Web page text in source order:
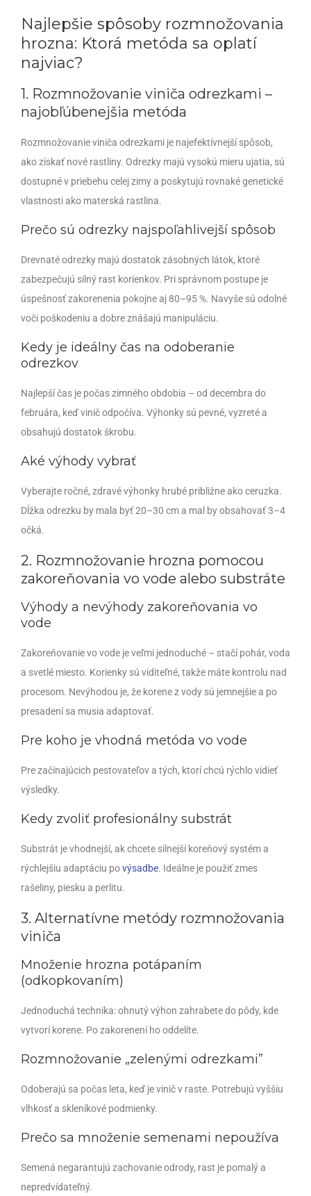
Najlepšie spôsoby rozmnožovania
hrozna: Ktorá metóda sa oplatí
najviac?
1. Rozmnožovanie viniča odrezkami –
najobľúbenejšia metóda
Rozmnožovanie viniča odrezkami je najefektívnejší spôsob,
ako získať nové rastliny. Odrezky majú vysokú mieru ujatia, sú
dostupné v priebehu celej zimy a poskytujú rovnaké genetické
vlastnosti ako materská rastlina.
Prečo sú odrezky najspoľahlivejší spôsob
Drevnaté odrezky majú dostatok zásobných látok, ktoré
zabezpečujú silný rast korienkov. Pri správnom postupe je
úspešnosť zakorenenia pokojne aj 80–95 %. Navyše sú odolné
voči poškodeniu a dobre znášajú manipuláciu.
Kedy je ideálny čas na odoberanie
odrezkov
Najlepší čas je počas zimného obdobia – od decembra do
februára, keď vinič odpočíva. Výhonky sú pevné, vyzreté a
obsahujú dostatok škrobu.
Aké výhody vybrať
Vyberajte ročné, zdravé výhonky hrubé približne ako ceruzka.
Dĺžka odrezku by mala byť 20–30 cm a mal by obsahovať 3–4
očká.
2. Rozmnožovanie hrozna pomocou
zakoreňovania vo vode alebo substráte
Výhody a nevýhody zakoreňovania vo
vode
Zakoreňovanie vo vode je veľmi jednoduché – stačí pohár, voda
a svetlé miesto. Korienky sú viditeľné, takže máte kontrolu nad
procesom. Nevýhodou je, že korene z vody sú jemnejšie a po
presadení sa musia adaptovať.
Pre koho je vhodná metóda vo vode
Pre začínajúcich pestovateľov a tých, ktorí chcú rýchlo vidieť
výsledky.
Kedy zvoliť profesionálny substrát
Substrát je vhodnejší, ak chcete silnejší koreňový systém a
rýchlejšiu adaptáciu povýsadbe. Ideálne je použiť zmes
rašeliny, piesku a perlitu.
3. Alternatívne metódy rozmnožovania
viniča
Množenie hrozna potápaním
(odkopkovaním)
Jednoduchá technika: ohnutý výhon zahrabete do pôdy, kde
vytvorí korene. Po zakorenení ho oddelíte.
Rozmnožovanie „zelenými odrezkami”
Odoberajú sa počas leta, keď je vinič v raste. Potrebujú vyššiu
vlhkosť a skleníkové podmienky.
Prečo sa množenie semenami nepoužíva
Semená negarantujú zachovanie odrody, rast je pomalý a
nepredvídateľný.